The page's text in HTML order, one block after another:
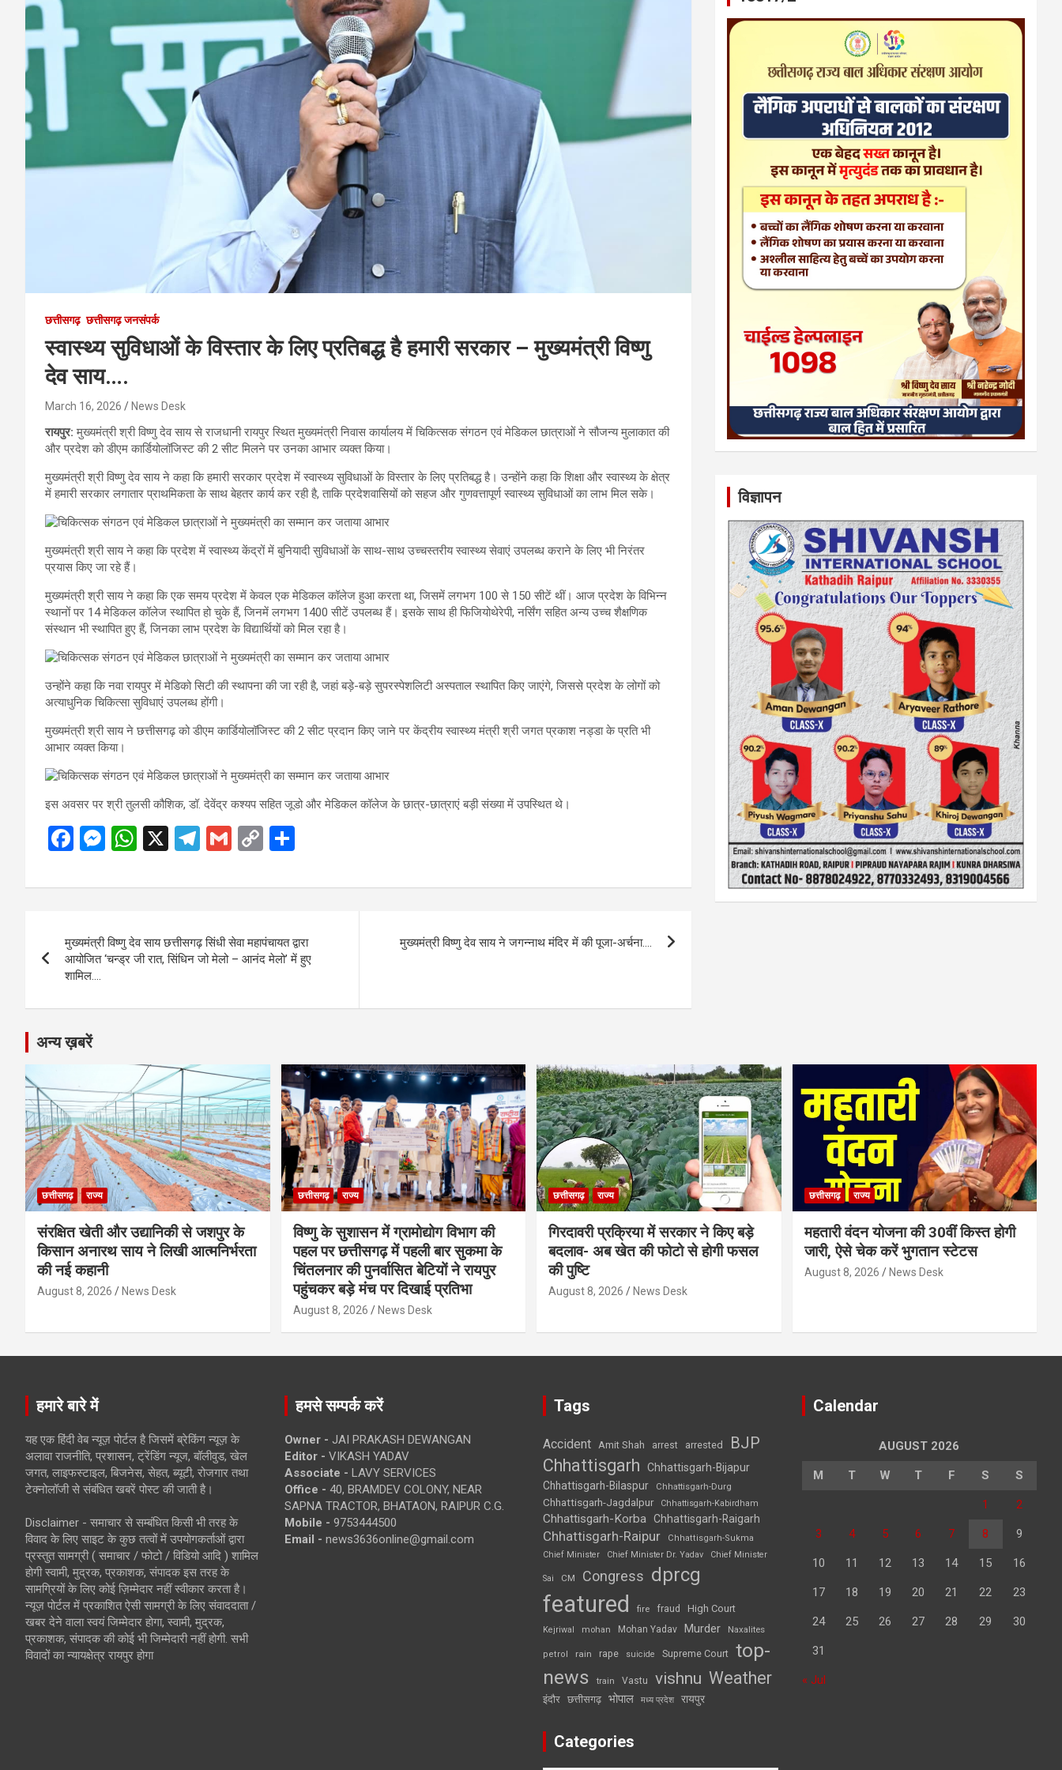
छत्तीसगढ़ छत्तीसगढ़ जनसंपर्क
स्वास्थ्य सुविधाओं के विस्तार के लिए प्रतिबद्ध है हमारी सरकार – मुख्यमंत्री विष्णु
देव साय….
March 16, 2026 News Desk
रायपुर:मुख्यमंत्री श्री विष्णु देव साय से राजधानी रायपुर स्थित मुख्यमंत्री निवास कार्यालय में चिकित्सक संगठन एवं मेडिकल छात्राओं ने सौजन्य मुलाकात की
और प्रदेश को डीएम कार्डियोलॉजिस्ट की 2 सीट मिलने पर उनका आभार व्यक्त किया।
मुख्यमंत्री श्री विष्णु देव साय ने कहा कि हमारी सरकार प्रदेश में स्वास्थ्य सुविधाओं के विस्तार के लिए प्रतिबद्ध है। उन्होंने कहा कि शिक्षा और स्वास्थ्य के क्षेत्र
में हमारी सरकार लगातार प्राथमिकता के साथ बेहतर कार्य कर रही है, ताकि प्रदेशवासियों को सहज और गुणवत्तापूर्ण स्वास्थ्य सुविधाओं का लाभ मिल सके।
मुख्यमंत्री श्री साय ने कहा कि प्रदेश में स्वास्थ्य केंद्रों में बुनियादी सुविधाओं के साथ-साथ उच्चस्तरीय स्वास्थ्य सेवाएं उपलब्ध कराने के लिए भी निरंतर
प्रयास किए जा रहे हैं।
मुख्यमंत्री श्री साय ने कहा कि एक समय प्रदेश में केवल एक मेडिकल कॉलेज हुआ करता था, जिसमें लगभग 100 से 150 सीटें थीं। आज प्रदेश के विभिन्न
स्थानों पर 14 मेडिकल कॉलेज स्थापित हो चुके हैं, जिनमें लगभग 1400 सीटें उपलब्ध हैं। इसके साथ ही फिजियोथेरेपी, नर्सिंग सहित अन्य उच्च शैक्षणिक
संस्थान भी स्थापित हुए हैं, जिनका लाभ प्रदेश के विद्यार्थियों को मिल रहा है।
उन्होंने कहा कि नवा रायपुर में मेडिको सिटी की स्थापना की जा रही है, जहां बड़े-बड़े सुपरस्पेशलिटी अस्पताल स्थापित किए जाएंगे, जिससे प्रदेश के लोगों को
अत्याधुनिक चिकित्सा सुविधाएं उपलब्ध होंगी।
मुख्यमंत्री श्री साय ने छत्तीसगढ़ को डीएम कार्डियोलॉजिस्ट की 2 सीट प्रदान किए जाने पर केंद्रीय स्वास्थ्य मंत्री श्री जगत प्रकाश नड्डा के प्रति भी
आभार व्यक्त किया।
इस अवसर पर श्री तुलसी कौशिक, डॉ. देवेंद्र कश्यप सहित जूडो और मेडिकल कॉलेज के छात्र-छात्राएं बड़ी संख्या में उपस्थित थे।
F
ce
o
o
k
M
se
g
er
W
at
A
p
X
T
e
a
m
G
ail
C
py
n
k
ar
navigation
मुख्यमंत्री विष्णु देव साय छत्तीसगढ़ सिंधी सेवा महापंचायत द्वारा
आयोजित ‘चन्ड्र जी रात, सिंधिन जो मेलो – आनंद मेलो’ में हुए
शामिल….
मुख्यमंत्री विष्णु देव साय ने जगन्नाथ मंदिर में की पूजा-अर्चना….
विज्ञापन
अन्य ख़बरें
छत्तीसगढ़ राज्य
संरक्षित खेती और उद्यानिकी से जशपुर के
किसान अनारथ साय ने लिखी आत्मनिर्भरता
की नई कहानी
August 8, 2026 News Desk
छत्तीसगढ़ राज्य
विष्णु के सुशासन में ग्रामोद्योग विभाग की
पहल पर छत्तीसगढ़ में पहली बार सुकमा के
चिंतलनार की पुनर्वासित बेटियों ने रायपुर
पहुंचकर बड़े मंच पर दिखाई प्रतिभा
August 8, 2026 News Desk
छत्तीसगढ़ राज्य
गिरदावरी प्रक्रिया में सरकार ने किए बड़े
बदलाव- अब खेत की फोटो से होगी फसल
की पुष्टि
August 8, 2026 News Desk
छत्तीसगढ़ राज्य
महतारी वंदन योजना की 30वीं किस्त होगी
जारी, ऐसे चेक करें भुगतान स्टेटस
August 8, 2026 News Desk
हमारे बारे में
यह एक हिंदी वेब न्यूज़ पोर्टल है जिसमें ब्रेकिंग न्यूज़ के
अलावा राजनीति, प्रशासन, ट्रेंडिंग न्यूज, बॉलीवुड, खेल
जगत, लाइफस्टाइल, बिजनेस, सेहत, ब्यूटी, रोजगार तथा
टेक्नोलॉजी से संबंधित खबरें पोस्ट की जाती है।
Disclaimer - समाचार से सम्बंधित किसी भी तरह के
विवाद के लिए साइट के कुछ तत्वों में उपयोगकर्ताओं द्वारा
प्रस्तुत सामग्री ( समाचार / फोटो / विडियो आदि ) शामिल
होगी स्वामी, मुद्रक, प्रकाशक, संपादक इस तरह के
सामग्रियों के लिए कोई ज़िम्मेदार नहीं स्वीकार करता है।
न्यूज़ पोर्टल में प्रकाशित ऐसी सामग्री के लिए संवाददाता /
खबर देने वाला स्वयं जिम्मेदार होगा, स्वामी, मुद्रक,
प्रकाशक, संपादक की कोई भी जिम्मेदारी नहीं होगी. सभी
विवादों का न्यायक्षेत्र रायपुर होगा
हमसे सम्पर्क करें
Owner - JAI PRAKASH DEWANGAN
Editor - VIKASH YADAV
Associate - LAVY SERVICES
Office - 40, BRAMDEV COLONY, NEAR
SAPNA TRACTOR, BHATAON, RAIPUR C.G.
Mobile - 9753444500
Email - news3636online@gmail.com
Tags
Accident Amit Shah arrest arrested BJP
Chhattisgarh
Chhattisgarh-Bijapur
Chhattisgarh-Bilaspur
Chhattisgarh-Durg
Chhattisgarh-Jagdalpur Chhattisgarh-Kabirdham
Chhattisgarh-Korba Chhattisgarh-Raigarh
Chhattisgarh-Raipur
Chhattisgarh-Sukma
Chief Minister
Chief Minister Dr. Yadav Chief Minister
Sai CM Congress dprcg
featured fire fraud High Court
Kejriwal mohan Mohan Yadav Murder Naxalites
petrol rain rape suicide Supreme Court top-
news
train Vastu vishnu Weather
इंदौर छत्तीसगढ़ भोपाल मध्य प्रदेश रायपुर
Categories
Calendar
AUGUST 2026
M T W T F S S
1 2
3 4 5 6 7 8 9
10 11 12 13 14 15 16
17 18 19 20 21 22 23
24 25 26 27 28 29 30
31
« Jul